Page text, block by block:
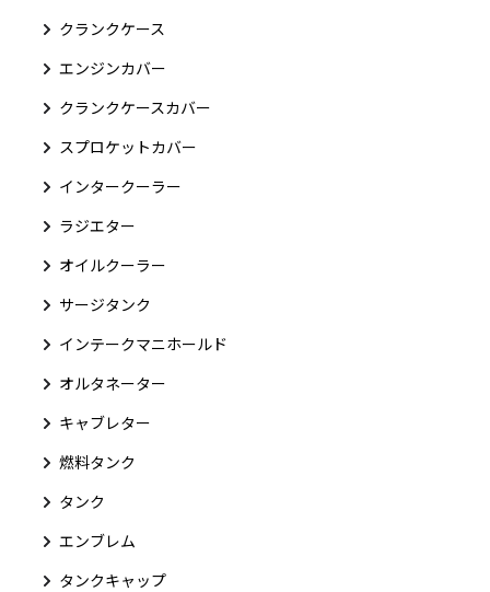
クランクケース
エンジンカバー
クランクケースカバー
スプロケットカバー
インタークーラー
ラジエター
オイルクーラー
サージタンク
インテークマニホールド
オルタネーター
キャブレター
燃料タンク
タンク
エンブレム
タンクキャップ